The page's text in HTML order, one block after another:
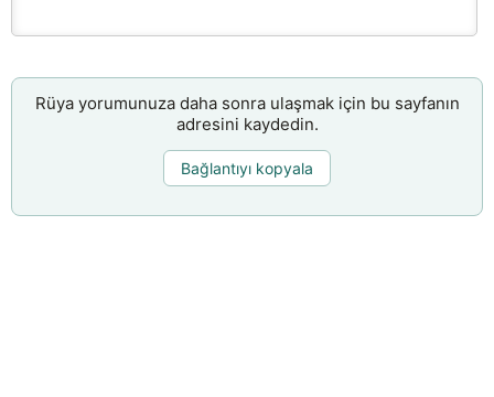
Rüya yorumunuza daha sonra ulaşmak için bu sayfanın
adresini kaydedin.
Bağlantıyı kopyala